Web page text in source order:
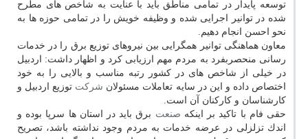
توسعه پایدار در تمامی مناطق باید با عنایت به شاخص های مطرح
شده در توانیر اجرایی شده و وظیفه خویش را در تمامی حوزه ها به
نحو احسن انجام دهیم.
معاون هماهنگی توانیر همگرایی بین نیروهای توزیع برق را در خدمات
رسانی منحصربفرد به مردم مهم ارزیابی كرد و اظهار داشت: اردبیل
در خیلی از شاخص های در كشور رتبه مناسب و بالایی را به خود
اختصاص داده و این در سایه تعاملات مسئولان شركت توزیع اردبیل و
كارشناسان و كاركنان آن است.
حقی فام با تاكید بر اینكه صنعت برق باید در استان ها سرپا بوده و
اندك تزلزلی در عرضه خدمات به مردم وجود نداشته باشد، تصریح